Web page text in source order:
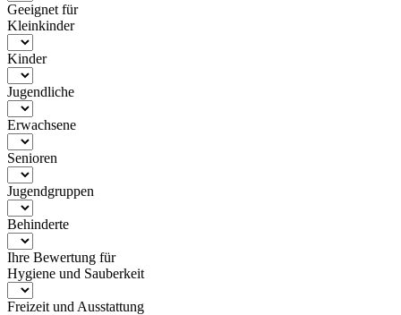
Geeignet für
Kleinkinder
Kinder
Jugendliche
Erwachsene
Senioren
Jugendgruppen
Behinderte
Ihre Bewertung für
Hygiene und Sauberkeit
Freizeit und Ausstattung